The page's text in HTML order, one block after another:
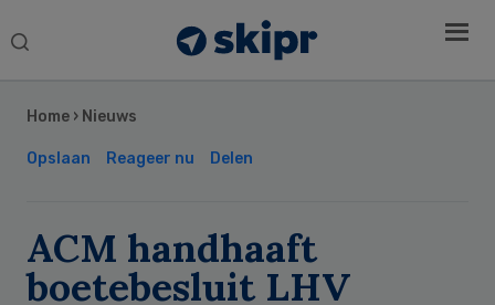
Search
Home › Nieuws
Opslaan Reageer nu Delen
ACM handhaaft
boetebesluit LHV
Sidebar